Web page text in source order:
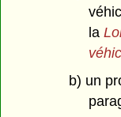
la
b) un